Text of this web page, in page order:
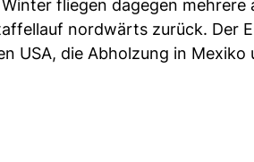
fliegen dagegen
nordwärts zurück. Der
USA, die Abholzung in Mexiko